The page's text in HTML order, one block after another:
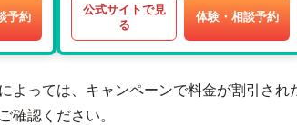
予約
公式サイトで見
る
体験・相談予約
よっては、キャンペーンで料金が割引され
確認ください。